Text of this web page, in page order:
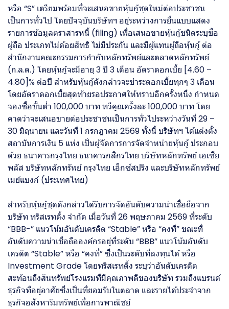
หรือ “S” เตรียมพร้อมที่จะเสนอขายหุ้นกู้ชุดใหม่ต่อประชาชน
เป็นการทั่วไป โดยปัจจุบันบริษัทฯ อยู่ระหว่างการยื่นแบบแสดง
รายการข้อมูลตราสารหนี้ (filing) เพื่อเสนอขายหุ้นกู้ชนิดระบุชื่อ
ผู้ถือ ประเภทไม่ด้อยสิทธิ ไม่มีประกัน และมีผู้แทนผู้ถือหุ้นกู้ ต่อ
สำนักงานคณะกรรมการกำกับหลักทรัพย์และตลาดหลักทรัพย์
(ก.ล.ต.) โดยหุ้นกู้จะมีอายุ 3 ปี 3 เดือน อัตราดอกเบี้ย [4.60 –
4.80]% ต่อปี สำหรับหุ้นกู้ดังกล่าวจะชำระดอกเบี้ยทุกๆ 3 เดือน
โดยอัตราดอกเบี้ยสุดท้ายรอประกาศให้ทราบอีกครั้งหนึ่ง กำหนด
จองซื้อขั้นต่ำ 100,000 บาท ทวีคูณครั้งละ 100,000 บาท โดย
คาดว่าจะเสนอขายต่อประชาชนเป็นการทั่วไประหว่างวันที่ 29 –
30 มิถุนายน และวันที่ 1 กรกฎาคม 2569 ทั้งนี้ บริษัทฯ ได้แต่งตั้ง
สถาบันการเงิน 5 แห่ง เป็นผู้จัดการการจัดจำหน่ายหุ้นกู้ ประกอบ
ด้วย ธนาคารกรุงไทย ธนาคารกสิกรไทย บริษัทหลักทรัพย์ เอเซีย
พลัส บริษัทหลักทรัพย์ กรุงไทย เอ็กซ์สปริง และบริษัทหลักทรัพย์
เมย์แบงก์ (ประเทศไทย)
สำหรับหุ้นกู้ชุดดังกล่าวได้รับการจัดอันดับความน่าเชื่อถือจาก
บริษัท ทริสเรทติ้ง จำกัด เมื่อวันที่ 26 พฤษภาคม 2569 ที่ระดับ
“BBB-” แนวโน้มอันดับเครดิต “Stable” หรือ “คงที่” ขณะที่
อันดับความน่าเชื่อถือองค์กรอยู่ที่ระดับ “BBB” แนวโน้มอันดับ
เครดิต “Stable” หรือ “คงที่” ซึ่งเป็นระดับที่ลงทุนได้ หรือ
Investment Grade โดยทริสเรทติ้ง ระบุว่าอันดับเครดิต
สะท้อนถึงสินทรัพย์โรงแรมที่มีคุณภาพดีของบริษัท รวมถึงแบรนด์
ธุรกิจที่อยู่อาศัยซึ่งเป็นที่ยอมรับในตลาด และรายได้ประจำจาก
ธุรกิจอสังหาริมทรัพย์เพื่อการพาณิชย์